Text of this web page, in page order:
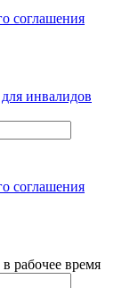
соглашения
инвалидов
соглашения
рабочее время